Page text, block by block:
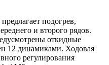
подогрев,
и второго рядов.
откидные
12 динамиками. Ходовая
регулирования